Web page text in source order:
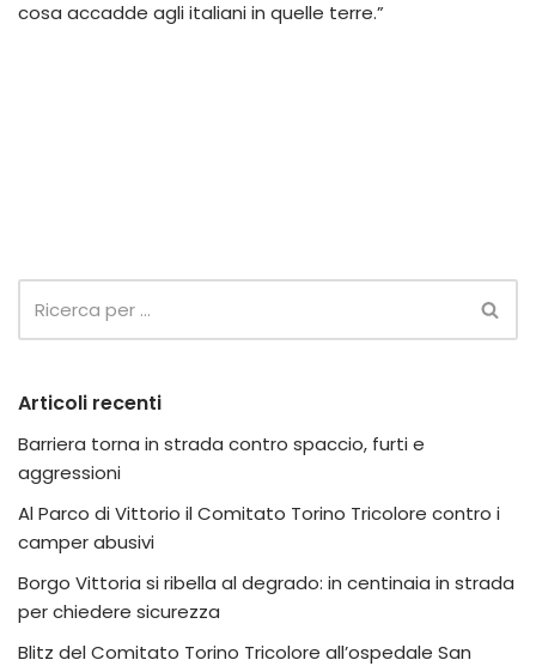
cosa accadde agli italiani in quelle terre.”
Articoli recenti
Barriera torna in strada contro spaccio, furti e
aggressioni
Al Parco di Vittorio il Comitato Torino Tricolore contro i
camper abusivi
Borgo Vittoria si ribella al degrado: in centinaia in strada
per chiedere sicurezza
Blitz del Comitato Torino Tricolore all’ospedale San